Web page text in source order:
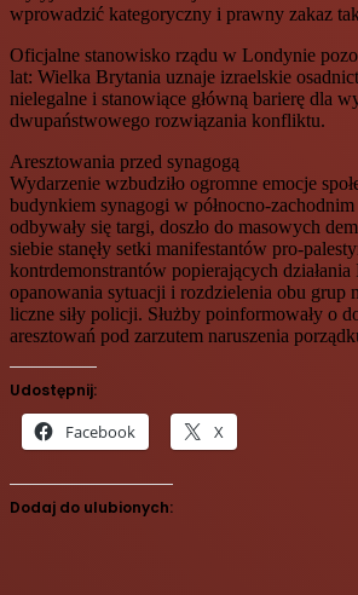
wprowadzić kategoryczny i prawny zakaz
Oficjalne stanowisko rządu w Londynie
lat: Wielka Brytania uznaje izraelskie
nielegalne i stanowiące główną barierę dla
dwupaństwowego rozwiązania konfliktu.
Aresztowania przed synagogą
Wydarzenie wzbudziło ogromne emocje
budynkiem synagogi w północno-
odbywały się targi, doszło do masowych
siebie stanęły setki manifestantów pro-
kontrdemonstrantów popierających działania
opanowania sytuacji i rozdzielenia obu grup
liczne siły policji. Służby poinformowały o
aresztowań pod zarzutem naruszenia
Udostępnij:
Facebook X
Dodaj do ulubionych: